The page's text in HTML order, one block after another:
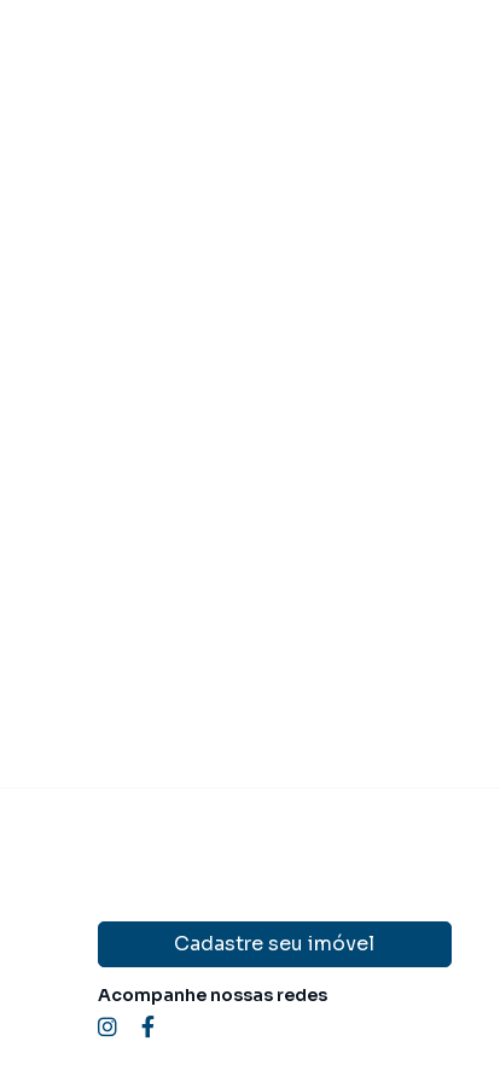
Cadastre seu imóvel
Acompanhe nossas redes